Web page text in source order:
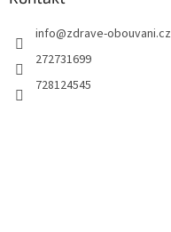
info@zdrave-obouvani.cz
272731699
728124545